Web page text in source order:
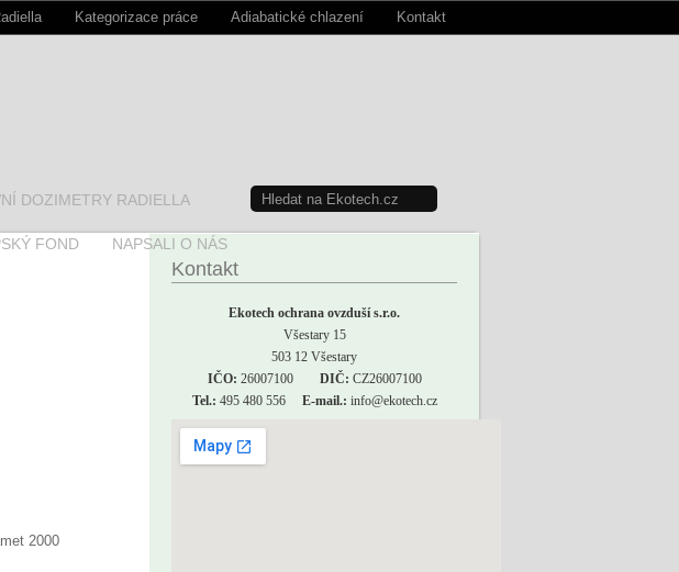
Kategorizace práce Adiabatické chlazení
Kontakt
DOZIMETRY RADIELLA
FOND NAPSALI O NÁS
2000
Kontakt
Ekotech ochrana ovzduší s.r.o.
Všestary 15
503 12 Všestary
IČO: 26007100 DIČ: CZ26007100
Tel.: 495 480 556 E-mail.: info@ekotech.cz